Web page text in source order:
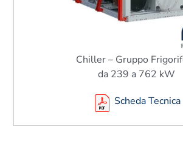
Chiller – Gruppo
da 239 a 762 kW
Scheda Tecnica